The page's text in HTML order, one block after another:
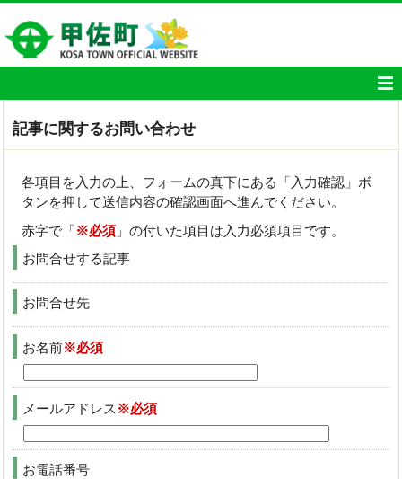
記事に関するお問い合わせ
各項目を入力の上、フォームの真下にある「入力確認」ボ
タンを押して送信内容の確認画面へ進んでください。
赤字で「※必須 」の付いた項目は入力必須項目です。
お問合せする記事
お問合せ先
お名前※必須
メールアドレス ※必須
お電話番号